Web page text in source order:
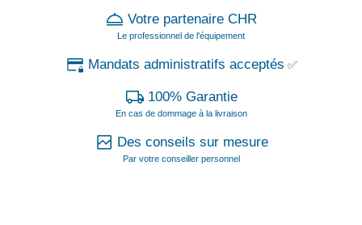
Votre partenaire CHR
Le professionnel de l'équipement
Mandats administratifs acceptés ✅
100% Garantie
En cas de dommage à la livraison
Des conseils sur mesure
Par votre conseiller personnel